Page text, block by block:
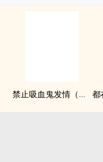
禁止吸血鬼发情（姐狗高H 1v1）